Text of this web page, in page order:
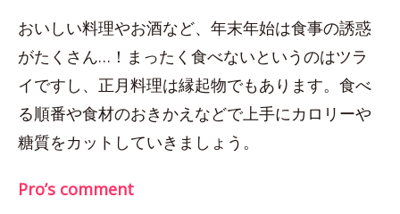
おいしい料理やお酒など、年末年始は食事の誘惑
がたくさん…！まったく食べないというのはツラ
イですし、正月料理は縁起物でもあります。食べ
る順番や食材のおきかえなどで上手にカロリーや
糖質をカットしていきましょう。
Pro’s comment